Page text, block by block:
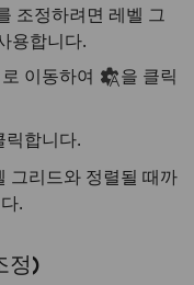
조정하려면 레벨 그
용합니다.
로 이동하여
을 클릭
릭합니다.
그리드와 정렬될 때까
.
정)